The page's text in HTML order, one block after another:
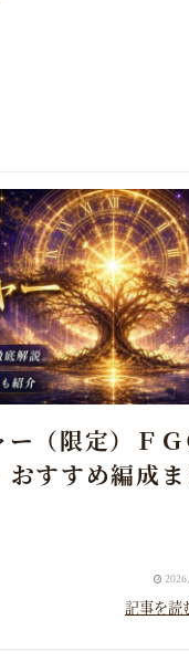
（限定）ＦＧ
すすめ編成ま